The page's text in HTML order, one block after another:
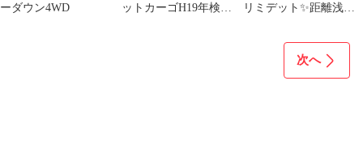
ーダウン4WD
ットカーゴH19年検有
リミデット✨距離浅車
次へ